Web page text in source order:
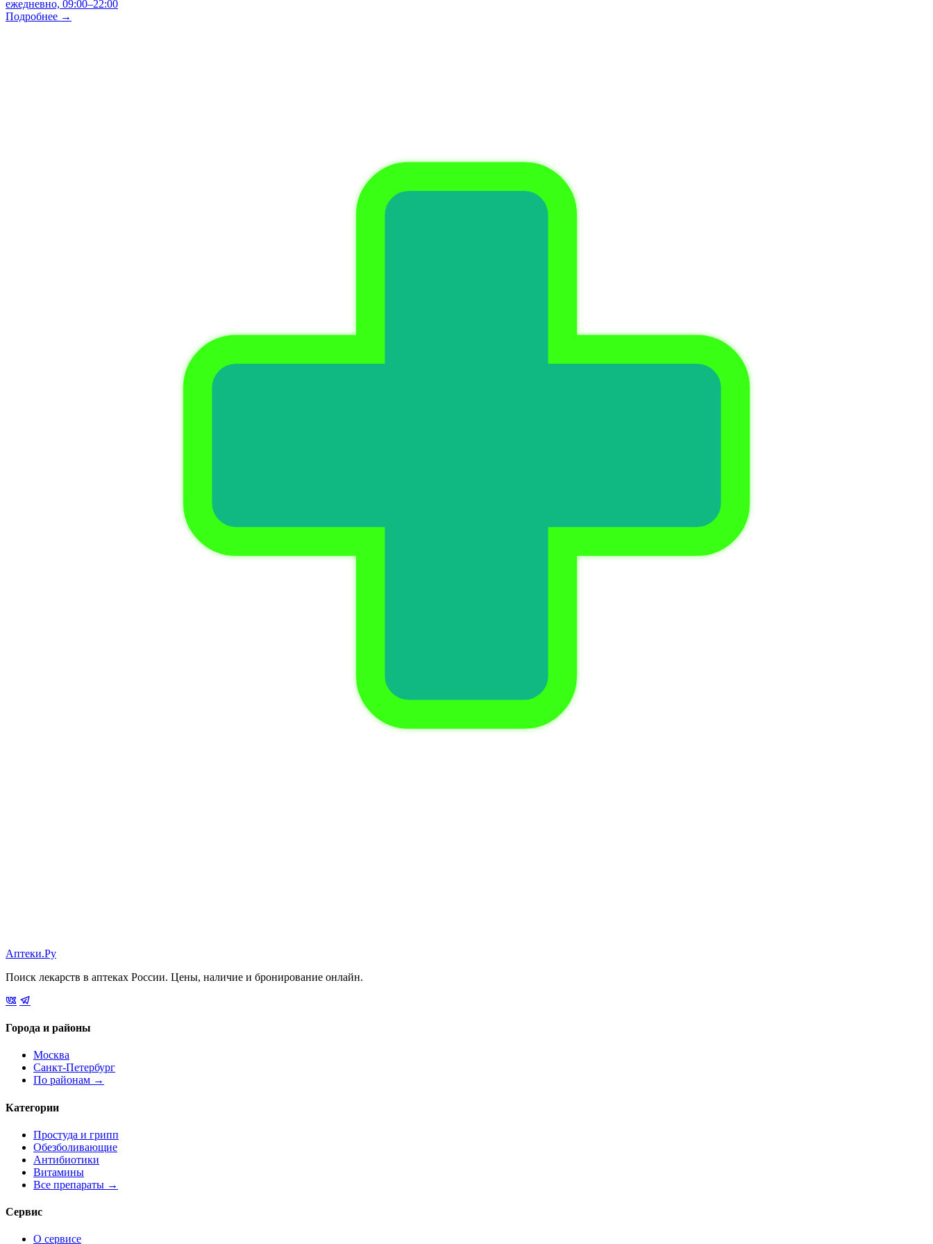
ежедневно, 09:00–22:00
Подробнее →
Аптеки.Ру
Поиск лекарств в аптеках России. Цены, наличие и бронирование онлайн.
Города и районы
Москва
Санкт-Петербург
По районам →
Категории
Простуда и грипп
Обезболивающие
Антибиотики
Витамины
Все препараты →
Сервис
О сервисе